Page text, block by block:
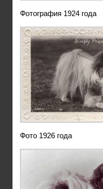
Фотография 1924 года
Фото 1926 года